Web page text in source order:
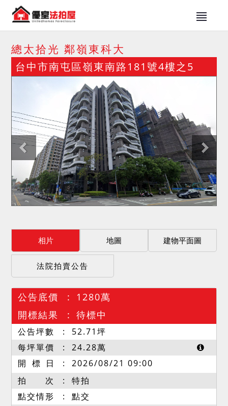
總太拾光 鄰嶺東科大
台中市南屯區嶺東南路181號4樓之5
相片 地圖 建物平面圖
法院拍賣公告
公告底價
1280萬
開標結果
待標中
公告坪數 52.71坪
每坪單價
24.28萬
開 標 日
2026/08/21 09:00
拍 次
特拍
點交情形
點交